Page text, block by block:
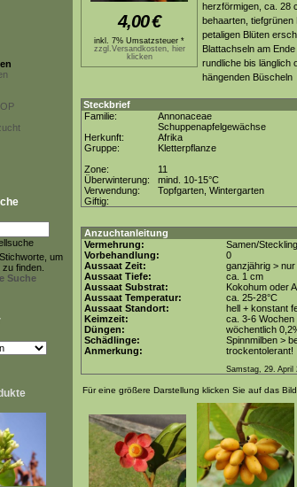
um
finden.
Suche
4,00€
inkl. 7% Umsatzsteuer *
zzgl.Versandkosten, hier
klicken
herzförmigen, ca. 28
behaarten,
petaligen Blüten
Blattachseln am
rundliche bis länglich
hängenden Büscheln
Steckbrief
Familie:
Annonaceae
Schuppenapfelgewächse
Herkunft:
Afrika
Gruppe:
Kletterpflanze
Zone:
11
Überwinterung:
mind. 10-15°C
Verwendung:
Topfgarten, Wintergarten
Giftig:
Anzuchtanleitung
Vermehrung:
Samen/
Vorbehandlung:
0
Aussaat Zeit:
ganzjährig >
Aussaat Tiefe:
ca. 1 cm
Aussaat Substrat:
Kokohum oder
Aussaat Temperatur:
ca. 25-28°C
Aussaat Standort:
hell + konstant
Keimzeit:
ca. 3-6 Wochen
Düngen:
wöchentlich
Schädlinge:
Spinnmilben >
Anmerkung:
trockentolerant!
Samstag, 29. April
Für eine größere Darstellung klicken Sie auf das Bild.